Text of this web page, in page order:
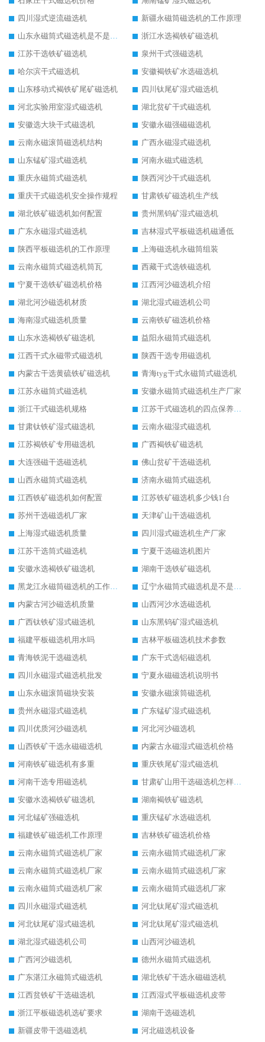
四川湿式逆流磁选机
新疆永磁筒磁选机的工作原理
山东永磁筒式磁选机是不是强磁
浙江水选褐铁矿磁选机
江苏干选铁矿磁选机
泉州干式强磁选机
哈尔滨干式磁选机
安徽褐铁矿水选磁选机
山东移动式褐铁矿尾矿磁选机
四川钛尾矿湿式磁选机
河北实验用室湿式磁选机
湖北贫矿干式磁选机
安徽选大块干式磁选机
安徽永磁强磁磁选机
云南永磁滚筒磁选机结构
广西永磁湿式磁选机
山东锰矿湿式磁选机
河南永磁式磁选机
重庆永磁筒式磁选机
陕西河沙干式磁选机
重庆干式磁选机安全操作规程
甘肃铁矿磁选机生产线
湖北铁矿磁选机如何配置
贵州黑钨矿湿式磁选机
广东永磁湿式磁选机
吉林湿式平板磁选机磁通低
陕西平板磁选机的工作原理
上海磁选机永磁筒组装
云南永磁筒式磁选机筒瓦
西藏干式选铁磁选机
宁夏干选铁矿磁选机价格
江西河沙磁选机介绍
湖北河沙磁选机材质
湖北湿式磁选机公司
海南湿式磁选机质量
云南铁矿磁选机价格
山东水选褐铁矿磁选机
益阳永磁筒式磁选机
江西干式永磁带式磁选机
陕西干选专用磁选机
内蒙古干选黄硫铁矿磁选机
青海tyg干式永磁筒式磁选机
江苏永磁筒式磁选机
安徽永磁筒式磁选机生产厂家
浙江干式磁选机规格
江苏干式磁选机的四点保养秘籍
甘肃钛铁矿湿式磁选机
云南永磁湿式磁选机
江苏褐铁矿专用磁选机
广西褐铁矿磁选机
大连强磁干选磁选机
佛山贫矿干选磁选机
山西永磁筒式磁选机
济南永磁筒式磁选机
江西铁矿磁选机如何配置
江苏铁矿磁选机多少钱1台
苏州干选磁选机厂家
天津矿山干选磁选机
上海湿式磁选机质量
四川湿式磁选机生产厂家
江苏干选筒式磁选机
宁夏干选磁选机图片
安徽水选褐铁矿磁选机
湖南干选铁矿磁选机
黑龙江永磁筒磁选机的工作原理
辽宁永磁筒式磁选机是不是强磁
内蒙古河沙磁选机质量
山西河沙水选磁选机
广西钛铁矿湿式磁选机
山东黑钨矿湿式磁选机
福建平板磁选机用水吗
吉林平板磁选机技术参数
青海铁泥干选磁选机
广东干式选铝磁选机
四川永磁湿式磁选机批发
宁夏永磁磁选机说明书
山东永磁滚筒磁块安装
安徽永磁滚筒磁选机
贵州永磁湿式磁选机
广东锰矿湿式磁选机
四川优质河沙磁选机
河北河沙磁选机
山西铁矿干选永磁磁选机
内蒙古永磁湿式磁选机价格
河南铁矿磁选机有多重
重庆铁尾矿湿式磁选机
河南干选专用磁选机
甘肃矿山用干选磁选机怎样调磁
安徽水选褐铁矿磁选机
湖南褐铁矿磁选机
河北锰矿强磁选机
重庆锰矿水选磁选机
福建铁矿磁选机工作原理
吉林铁矿磁选机价格
云南永磁筒式磁选机厂家
云南永磁筒式磁选机厂家
云南永磁筒式磁选机厂家
云南永磁筒式磁选机厂家
云南永磁筒式磁选机厂家
云南永磁筒式磁选机厂家
四川永磁湿式磁选机
河北钛尾矿湿式磁选机
河北钛尾矿湿式磁选机
河北钛尾矿湿式磁选机
湖北湿式磁选机公司
山西河沙磁选机
广西河沙磁选机
德州永磁筒式磁选机
广东湛江永磁筒式磁选机
湖北铁矿干选永磁磁选机
江西贫铁矿干选磁选机
江西湿式平板磁选机皮带
浙江平板磁选机选矿要求
湖南干选磁选机
新疆皮带干选磁选机
河北磁选机设备